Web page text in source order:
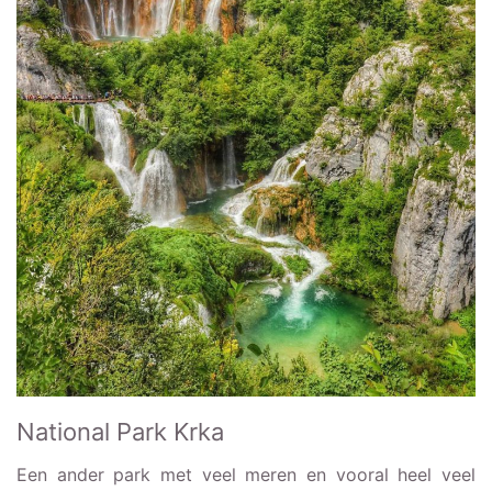
National Park Krka
Een ander park met veel meren en vooral heel veel